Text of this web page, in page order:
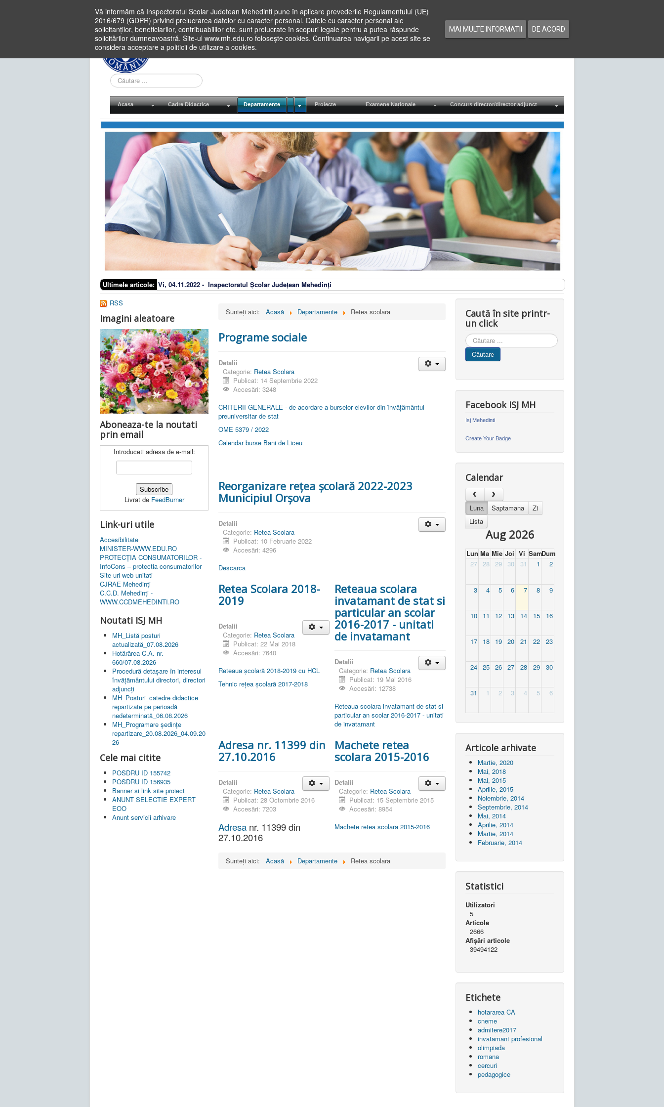
Vă informăm că Inspectoratul Scolar Judetean Mehedinti pune în aplicare prevederile Regulamentului (UE)
2016/679 (GDPR) privind prelucrarea datelor cu caracter personal. Datele cu caracter personal ale
solicitanților, beneficiarilor, contribuabililor etc. sunt prelucrate în scopuri legale pentru a putea răspunde
solicitărilor dumneavoastră. Site-ul www.mh.edu.ro folosește cookies. Continuarea navigarii pe acest site se
considera acceptare a politicii de utilizare a cookies.
MAI MULTE INFORMATII DE ACORD
Cauta
in
site
Acasa Cadre Didactice Departamente Proiecte Examene Naționale Concurs director/director adjunct
Ultimele articole: Vi, 04.11.2022 - Inspectoratul Școlar Județean Mehedinți
RSS
Imagini aleatoare
Aboneaza-te la noutati
prin email
Introduceti adresa de e-mail:
Livrat de FeedBurner
Link-uri utile
Accesibilitate
MINISTER-WWW.EDU.RO
PROTECȚIA CONSUMATORILOR -
InfoCons – protectia consumatorilor
Site-uri web unitati
CJRAE Mehedinți
C.C.D. Mehedinţi -
WWW.CCDMEHEDINTI.RO
Noutati ISJ MH
MH_Listă posturi
actualizată_07.08.2026
Hotărârea C.A. nr.
660/07.08.2026
Procedură detașare în interesul
învățământului directori, directori
adjuncți
MH_Posturi_catedre didactice
repartizate pe perioadă
nedeterminată_06.08.2026
MH_Programare ședințe
repartizare_20.08.2026_04.09.20
26
Cele mai citite
POSDRU ID 155742
POSDRU ID 156935
Banner si link site proiect
ANUNT SELECTIE EXPERT
EOO
Anunt servicii arhivare
Sunteți aici: Acasă Departamente Retea scolara
Programe sociale
Detalii
Categorie: Retea Scolara
Publicat: 14 Septembrie 2022
Accesări: 3248
CRITERII GENERALE - de acordare a burselor elevilor din învățământul
preuniversitar de stat
OME 5379 / 2022
Calendar burse Bani de Liceu
Reorganizare rețea școlară 2022-2023
Municipiul Orșova
Detalii
Categorie: Retea Scolara
Publicat: 10 Februarie 2022
Accesări: 4296
Descarca
Retea Scolara 2018-
2019
Detalii
Categorie: Retea Scolara
Publicat: 22 Mai 2018
Accesări: 7640
Reteaua școlară 2018-2019 cu HCL
Tehnic rețea școlară 2017-2018
Reteaua scolara
invatamant de stat si
particular an scolar
2016-2017 - unitati
de invatamant
Detalii
Categorie: Retea Scolara
Publicat: 19 Mai 2016
Accesări: 12738
Reteaua scolara invatamant de stat si
particular an scolar 2016-2017 - unitati
de invatamant
Adresa nr. 11399 din
27.10.2016
Detalii
Categorie: Retea Scolara
Publicat: 28 Octombrie 2016
Accesări: 7203
Adresa nr. 11399 din
27.10.2016
Machete retea
scolara 2015-2016
Detalii
Categorie: Retea Scolara
Publicat: 15 Septembrie 2015
Accesări: 8954
Machete retea scolara 2015-2016
Sunteți aici: Acasă Departamente Retea scolara
Caută în site printr-
un click
Cauta
in
site
Căutare
Facebook ISJ MH
Isj Mehedinti
Create Your Badge
Calendar
Luna Saptamana
Zi
Lista
Aug 2026
Lun Ma Mie Joi Vi SamDum
27
28 29 30 31 1 2
3 4 5 6 7 8 9
10 11 12 13 14 15 16
17 18 19 20 21 22 23
24 25 26 27 28 29 30
31 1 2 3 4 5 6
Articole arhivate
Martie, 2020
Mai, 2018
Mai, 2015
Aprilie, 2015
Noiembrie, 2014
Septembrie, 2014
Mai, 2014
Aprilie, 2014
Martie, 2014
Februarie, 2014
Statistici
Utilizatori
5
Articole
2666
Afișări articole
39494122
Etichete
hotararea CA
cneme
admitere2017
invatamant profesional
olimpiada
romana
cercuri
pedagogice